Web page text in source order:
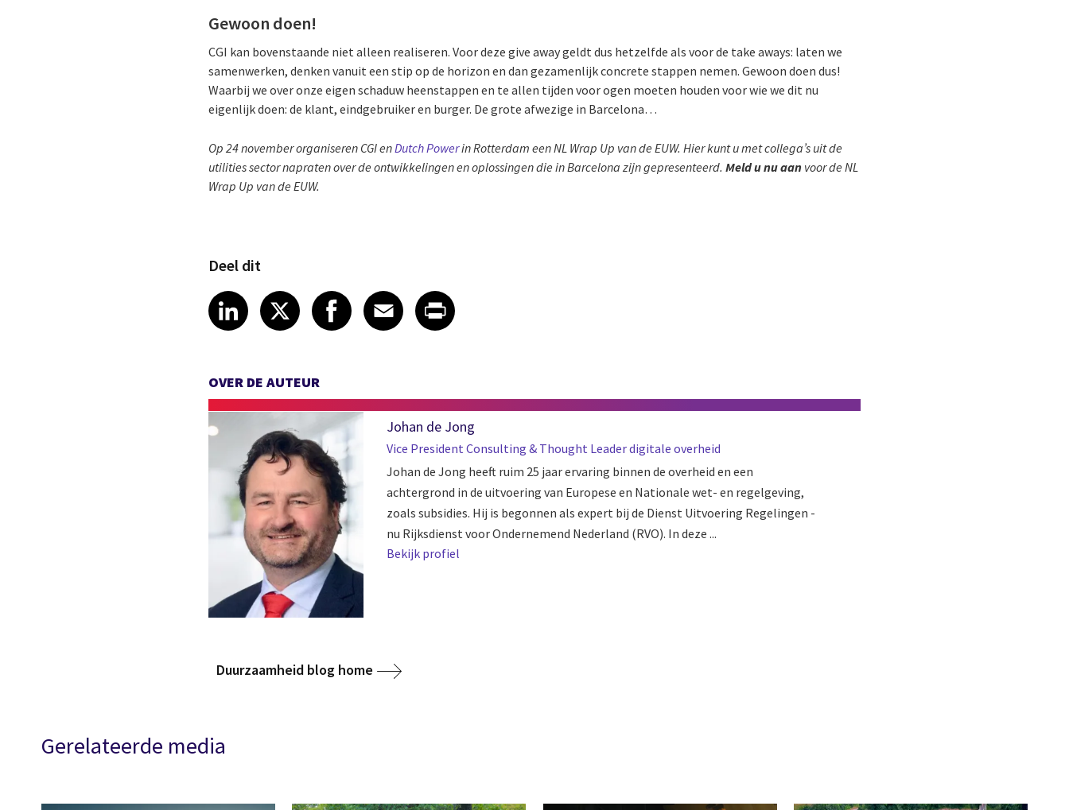
Gewoon doen!
CGI kan bovenstaande niet alleen realiseren. Voor deze give away geldt dus hetzelfde als voor de take aways: laten we
samenwerken, denken vanuit een stip op de horizon en dan gezamenlijk concrete stappen nemen. Gewoon doen dus!
Waarbij we over onze eigen schaduw heenstappen en te allen tijden voor ogen moeten houden voor wie we dit nu
eigenlijk doen: de klant, eindgebruiker en burger. De grote afwezige in Barcelona…
Op 24 november organiseren CGI enDutch Powerin Rotterdam een NL Wrap Up van de EUW. Hier kunt u met collega’s uit de
utilities sector napraten over de ontwikkelingen en oplossingen die in Barcelona zijn gepresenteerd.Meld u nu aan voor de NL
Wrap Up van de EUW.
Deel dit
Share article on LinkedIn
LinkedIn
Share article on X
XShare article on Facebook
Facebook
Share article on Email
Email
Share article on Print
OVER DE AUTEUR
Johan de Jong
Vice President Consulting & Thought Leader digitale overheid
Johan de Jong heeft ruim 25 jaar ervaring binnen de overheid en een
achtergrond in de uitvoering van Europese en Nationale wet- en regelgeving,
zoals subsidies. Hij is begonnen als expert bij de Dienst Uitvoering Regelingen -
nu Rijksdienst voor Ondernemend Nederland (RVO). In deze ...
Bekijk profiel
Duurzaamheid blog home
Gerelateerde media